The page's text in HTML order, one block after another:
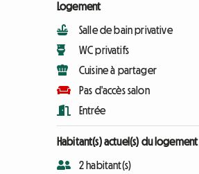
Logement
Salle de bain privative
WC privatifs
Cuisine à partager
Pas d'accès salon
Entrée
Habitant(s) actuel(s) du logement
2 habitant(s)